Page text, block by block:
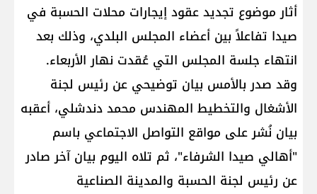
أثار موضوع تجديد عقود إيجارات محلات الحسبة في
صيدا تفاعلاً بين أعضاء المجلس البلدي، وذلك بعد
انتهاء جلسة المجلس التي عُقدت نهار الأربعاء.
وقد صدر بالأمس بيان توضيحي عن رئيس لجنة
الأشغال والتخطيط المهندس محمد دندشلي، أعقبه
بيان نُشر على مواقع التواصل الاجتماعي باسم
"أهالي صيدا الشرفاء"، ثم تلاه اليوم بيان آخر صادر
عن رئيس لجنة الحسبة والمدينة الصناعية